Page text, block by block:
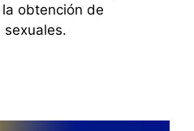
obtención de